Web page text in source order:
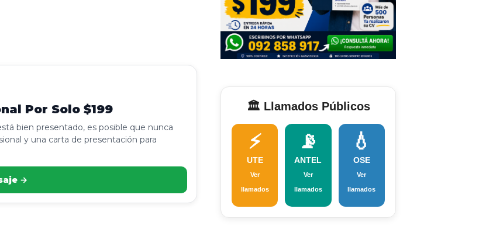
Por Solo $199
bien presentado, es posible que nunca
y una carta de presentación para
→
🏛️ Llamados Públicos
⚡
UTE
Ver
llamados
📡
ANTEL
Ver
llamados
💧
OSE
Ver
llamados